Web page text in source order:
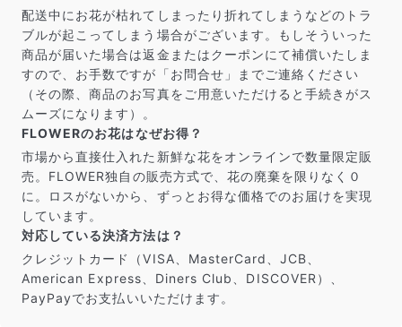
配送中にお花が枯れてしまったり折れてしまうなどのトラ
ブルが起こってしまう場合がございます。もしそういった
商品が届いた場合は返金またはクーポンにて補償いたしま
すので、お手数ですが「お問合せ」までご連絡ください
（その際、商品のお写真をご用意いただけると手続きがス
ムーズになります）。
FLOWERのお花はなぜお得？
市場から直接仕入れた新鮮な花をオンラインで数量限定販
売。FLOWER独自の販売方式で、花の廃棄を限りなく０
に。ロスがないから、ずっとお得な価格でのお届けを実現
しています。
対応している決済方法は？
クレジットカード（VISA、MasterCard、JCB、
American Express、Diners Club、DISCOVER）、
PayPayでお支払いいただけます。